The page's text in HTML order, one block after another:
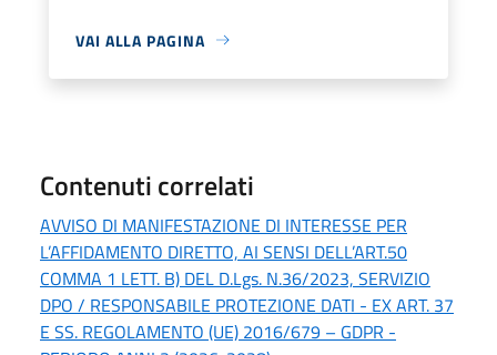
VAI ALLA PAGINA
Contenuti correlati
AVVISO DI MANIFESTAZIONE DI INTERESSE PER
L’AFFIDAMENTO DIRETTO, AI SENSI DELL’ART.50
COMMA 1 LETT. B) DEL D.Lgs. N.36/2023, SERVIZIO
DPO / RESPONSABILE PROTEZIONE DATI - EX ART. 37
E SS. REGOLAMENTO (UE) 2016/679 – GDPR -